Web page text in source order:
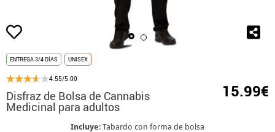
ENTREGA 3/4 DÍAS UNISEX
4.55/5.00
Disfraz de Bolsa de Cannabis
Medicinal para adultos
15.99€
Incluye: Tabardo con forma de bolsa